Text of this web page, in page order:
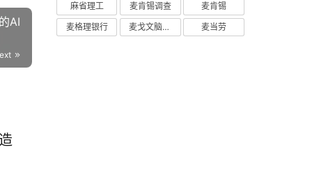
AI
麻省理工
麦肯锡调查
麦肯锡
麦格理银行
麦戈文脑研究所 麦当劳